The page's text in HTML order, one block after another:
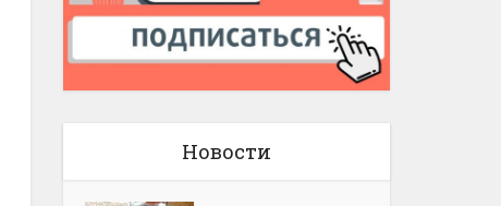
Новости